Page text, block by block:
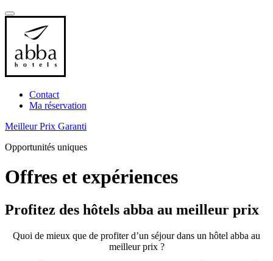
Contact
Ma réservation
Meilleur Prix Garanti
Opportunités uniques
Offres et expériences
Profitez des hôtels abba au meilleur prix
Quoi de mieux que de profiter d’un séjour dans un hôtel abba au
meilleur prix ?